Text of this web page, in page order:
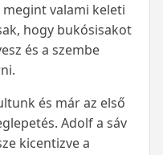
valami keleti
hogy bukósisakot
és a szembe
és már az első
Adolf a sáv
kicentizve a